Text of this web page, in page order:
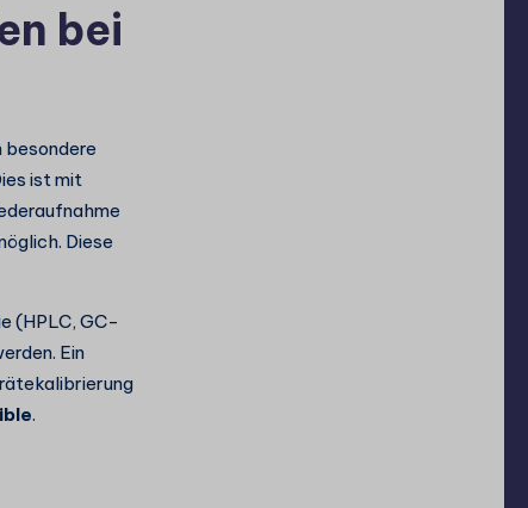
bei
besondere
ist mit
Diese
(HPLC, GC-
Ein
.